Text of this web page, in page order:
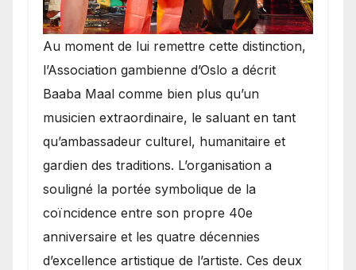
​Au moment de lui remettre cette distinction,
l’Association gambienne d’Oslo a décrit
Baaba Maal comme bien plus qu’un
musicien extraordinaire, le saluant en tant
qu’ambassadeur culturel, humanitaire et
gardien des traditions. L’organisation a
souligné la portée symbolique de la
coïncidence entre son propre 40e
anniversaire et les quatre décennies
d’excellence artistique de l’artiste. Ces deux